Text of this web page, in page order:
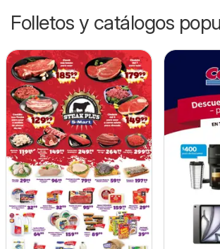
Folletos y catálogos